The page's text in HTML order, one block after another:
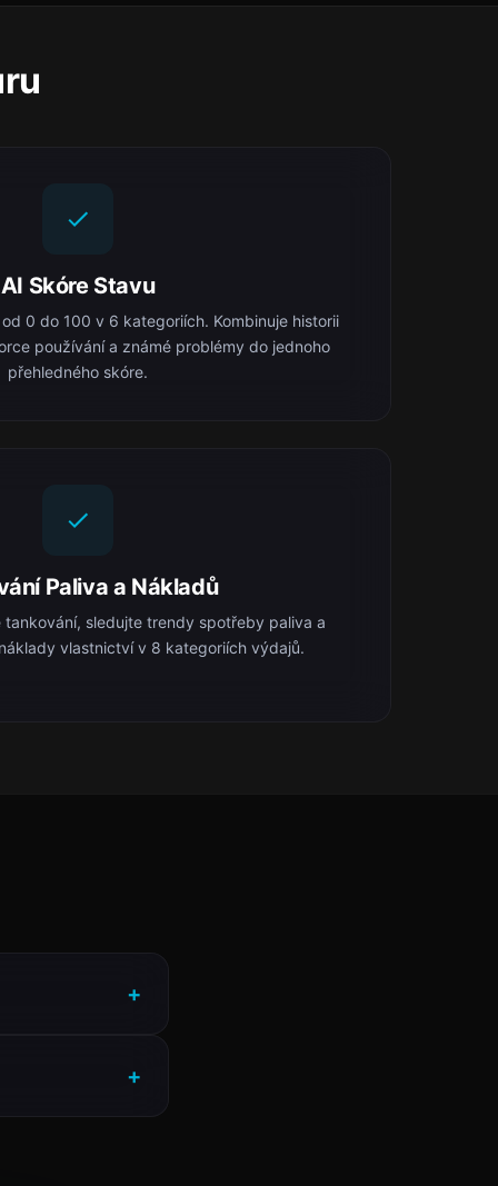
AI Skóre Stavu
0 do 100 v 6 kategoriích. Kombinuje historii
používání a známé problémy do jednoho
přehledného skóre.
Paliva a Nákladů
sledujte trendy spotřeby paliva a
vlastnictví v 8 kategoriích výdajů.